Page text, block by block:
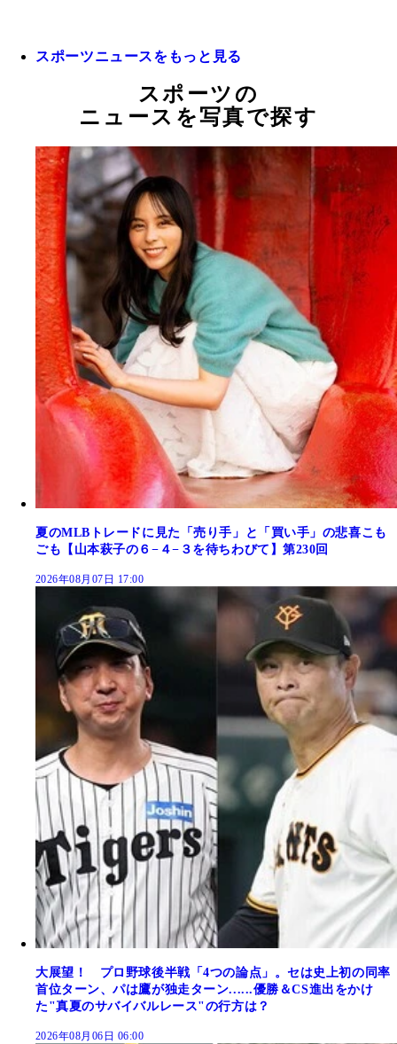
スポーツニュースをもっと見る
スポーツの
ニュースを写真で探す
夏のMLBトレードに見た「売り手」と「買い手」の悲喜こも
ごも【山本萩子の６−４−３を待ちわびて】第230回
2026年08月07日 17:00
大展望！ プロ野球後半戦「4つの論点」。セは史上初の同率
首位ターン、パは鷹が独走ターン......優勝＆CS進出をかけ
た"真夏のサバイバルレース"の行方は？
2026年08月06日 06:00